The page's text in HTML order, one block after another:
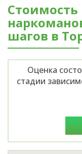
шагов в
Оценка
стадии